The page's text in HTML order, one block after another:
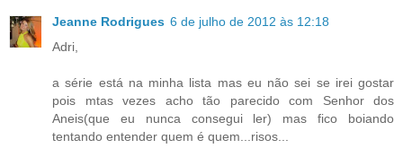
Jeanne Rodrigues 6 de julho de 2012 às 12:18
Adri,
a série está na minha lista mas eu não sei se irei gostar
pois mtas vezes acho tão parecido com Senhor dos
Aneis(que eu nunca consegui ler) mas fico boiando
tentando entender quem é quem...risos...